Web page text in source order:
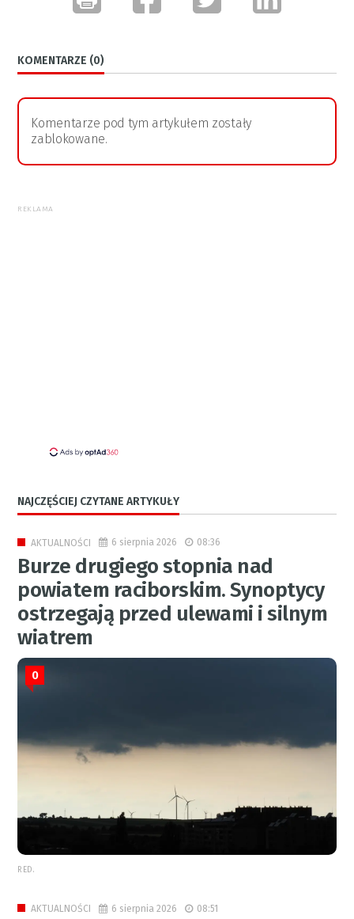
KOMENTARZE (0)
Komentarze pod tym artykułem zostały
zablokowane.
REKLAMA
NAJCZĘŚCIEJ CZYTANE ARTYKUŁY
AKTUALNOŚCI 6 sierpnia 2026 08:36
Burze drugiego stopnia nad
powiatem raciborskim. Synoptycy
ostrzegają przed ulewami i silnym
wiatrem
0
RED.
AKTUALNOŚCI 6 sierpnia 2026 08:51